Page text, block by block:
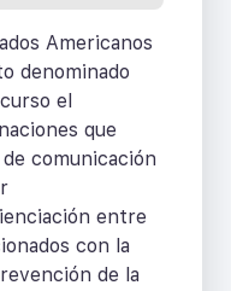
Americanos
denominado
el
que
comunicación
entre
con la
de la